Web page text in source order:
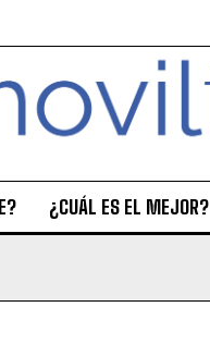
¿CUÁL ES EL MEJOR?